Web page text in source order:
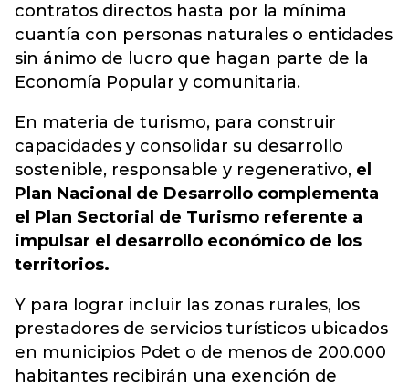
contratos directos hasta por la mínima
cuantía con personas naturales o entidades
sin ánimo de lucro que hagan parte de la
Economía Popular y comunitaria.
En materia de turismo, para construir
capacidades y consolidar su desarrollo
sostenible, responsable y regenerativo, el
Plan Nacional de Desarrollo complementa
el Plan Sectorial de Turismo referente a
impulsar el desarrollo económico de los
territorios.
Y para lograr incluir las zonas rurales, los
prestadores de servicios turísticos ubicados
en municipios Pdet o de menos de 200.000
habitantes recibirán una exención de